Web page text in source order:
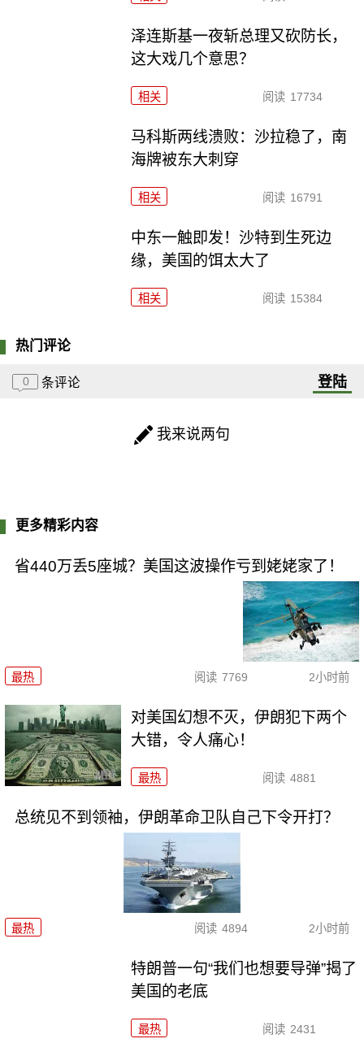
泽连斯基一夜斩总理又砍防长，
这大戏几个意思？
相关 阅读 17734
马科斯两线溃败：沙拉稳了，南
海牌被东大刺穿
相关 阅读 16791
中东一触即发！沙特到生死边
缘，美国的饵太大了
相关 阅读 15384
热门评论
0 条评论 登陆
我来说两句
更多精彩内容
省440万丢5座城？美国这波操作亏到姥姥家了！
最热 阅读 7769 2小时前
对美国幻想不灭，伊朗犯下两个
大错，令人痛心！
最热 阅读 4881
总统见不到领袖，伊朗革命卫队自己下令开打？
最热 阅读 4894 2小时前
特朗普一句“我们也想要导弹”揭了
美国的老底
最热 阅读 2431